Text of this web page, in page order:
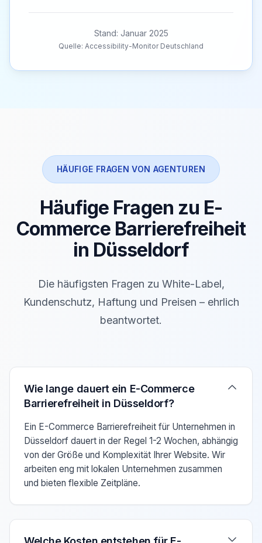
Stand: Januar 2025
Quelle: Accessibility-Monitor Deutschland
HÄUFIGE FRAGEN VON AGENTUREN
Häufige Fragen zu E-
Commerce Barrierefreiheit
in Düsseldorf
Die häufigsten Fragen zu White-Label,
Kundenschutz, Haftung und Preisen – ehrlich
beantwortet.
Verwenden Sie die Pfeiltasten Auf/Ab um zwischen
Wie lange dauert ein E-Commerce
Barrierefreiheit in Düsseldorf?
Ein E-Commerce Barrierefreiheit für Unternehmen in
Düsseldorf dauert in der Regel 1-2 Wochen, abhängig
von der Größe und Komplexität Ihrer Website. Wir
arbeiten eng mit lokalen Unternehmen zusammen
und bieten flexible Zeitpläne.